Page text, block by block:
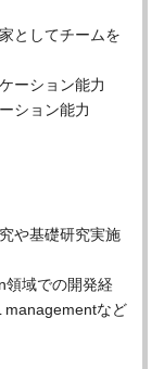
としてチームを
ーション能力
ション能力
や基礎研究実施
領域での開発経
managementなど